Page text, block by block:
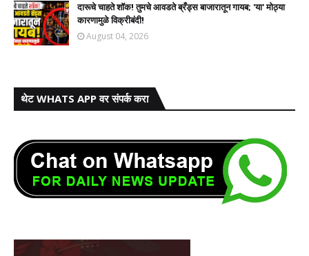
दारूचे चाहते शॉक! तुमचे आवडते ब्रँड्स बाजारातून गायब; 'या' मोठ्या
कारणामुळे विक्रीबंदी!
August 04, 2026
थेट WHATS APP वर संपर्क करा